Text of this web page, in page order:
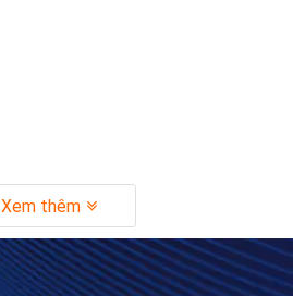
Xem thêm